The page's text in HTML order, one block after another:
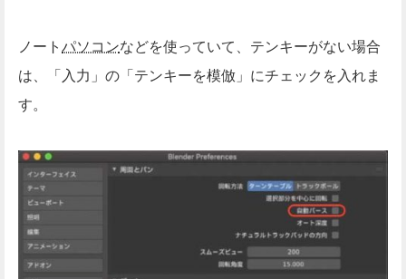
ノートパソコンなどを使っていて、テンキーがない場合
は、「入力」の「テンキーを模倣」にチェックを入れま
す。